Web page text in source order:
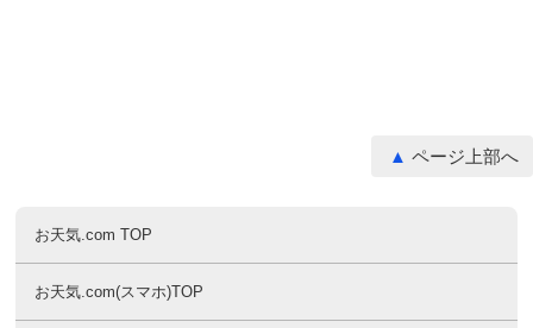
ページ上部へ
お天気.com TOP
お天気.com(スマホ)TOP